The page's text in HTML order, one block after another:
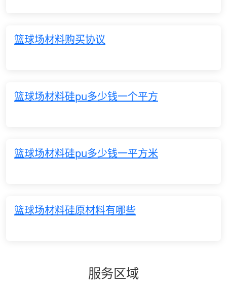
篮球场材料购买协议
篮球场材料硅pu多少钱一个平方
篮球场材料硅pu多少钱一平方米
篮球场材料硅原材料有哪些
服务区域